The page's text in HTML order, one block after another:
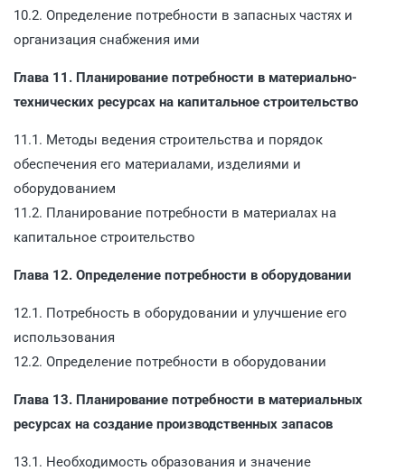
10.2. Определение потребности в запасных частях и
организация снабжения ими
Глава 11. Планирование потребности в материально-
технических ресурсах на капитальное строительство
11.1. Методы ведения строительства и порядок
обеспечения его материалами, изделиями и
оборудованием
11.2. Планирование потребности в материалах на
капитальное строительство
Глава 12. Определение потребности в оборудовании
12.1. Потребность в оборудовании и улучшение его
использования
12.2. Определение потребности в оборудовании
Глава 13. Планирование потребности в материальных
ресурсах на создание производственных запасов
13.1. Необходимость образования и значение